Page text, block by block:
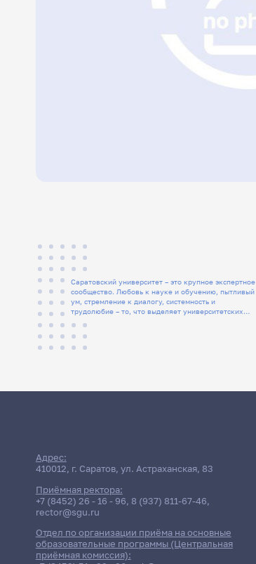
Саратовский университет – это крупное экспертное
сообщество. Любовь к науке и обучению, пытливый
ум, стремление к диалогу, системность и
трудолюбие – то, что выделяет университетских
Адрес:
410012, г. Саратов, ул. Астраханская, 83
Приёмная ректора:
+7 (8452) 26 - 16 - 96, 8 (937) 811-67-46,
rector@sgu.ru
Отдел по организации приёма на основные
образовательные программы (Центральная
приёмная комиссия):